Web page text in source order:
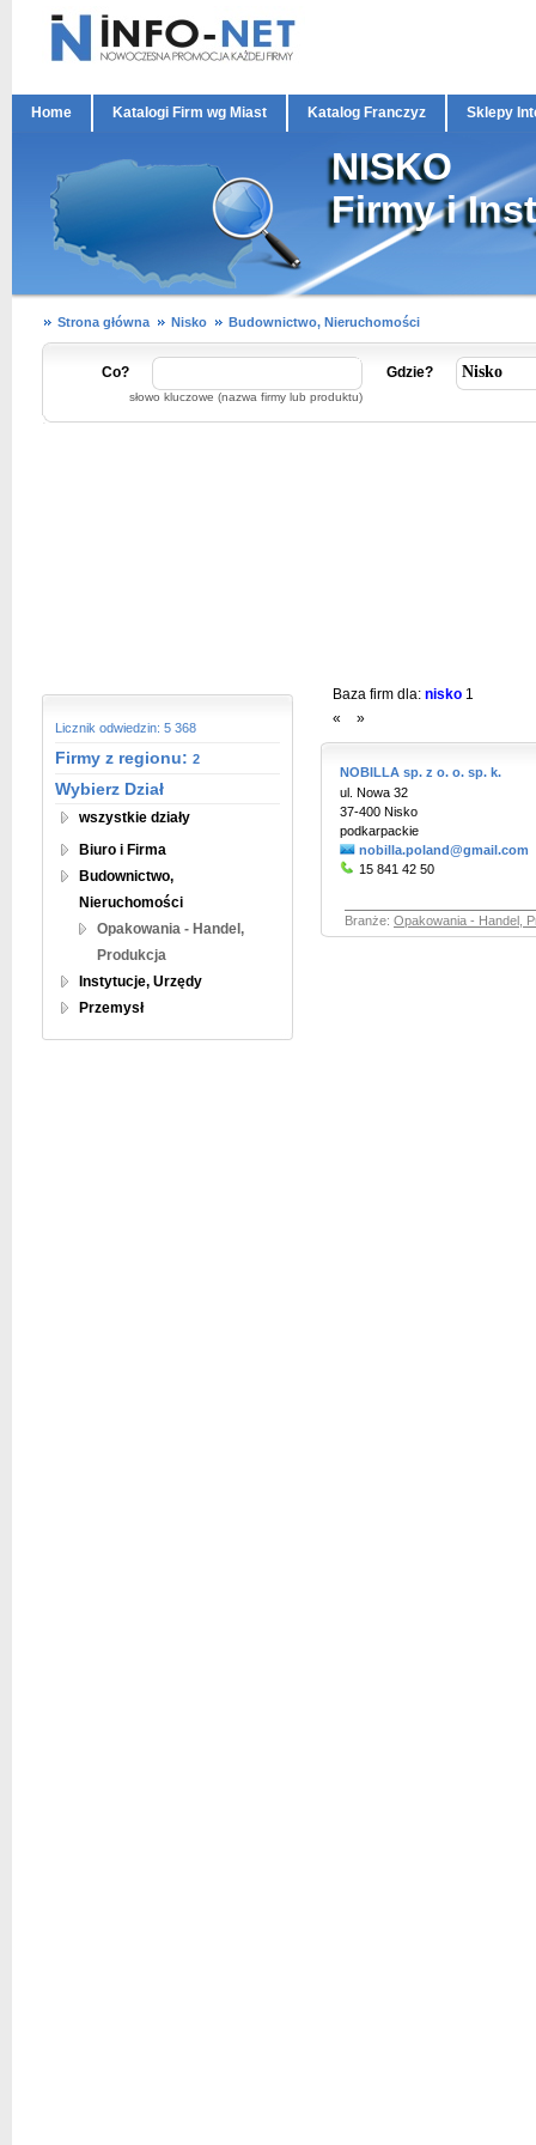
Home Katalogi Firm wg Miast Katalog Franczyz Sklepy
NISKO
Firmy i
Strona główna Nisko Budownictwo, Nieruchomości
Co?
słowo kluczowe (nazwa firmy lub produktu)
Gdzie?
Licznik odwiedzin: 5 368
Firmy z regionu: 2
Wybierz Dział
wszystkie działy
Biuro i Firma
Budownictwo,
Nieruchomości
Opakowania - Handel,
Produkcja
Instytucje, Urzędy
Przemysł
Baza firm dla: nisko 1
«
»
NOBILLA sp. z o. o. sp. k.
ul. Nowa 32
37-400 Nisko
podkarpackie
nobilla.poland@gmail.com
15 841 42 50
Branże: Opakowania - Handel,